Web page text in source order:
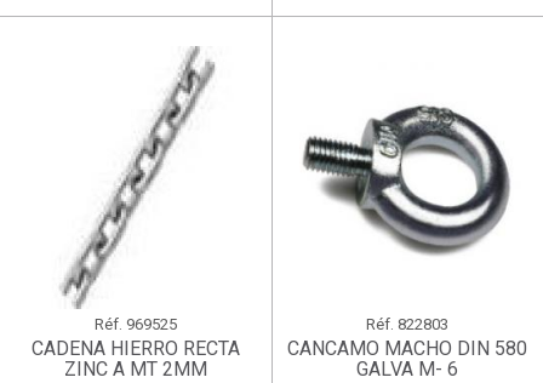
Réf. 969525
CADENA HIERRO RECTA
ZINC A MT 2MM
Réf. 822803
CANCAMO MACHO DIN 580
GALVA M- 6